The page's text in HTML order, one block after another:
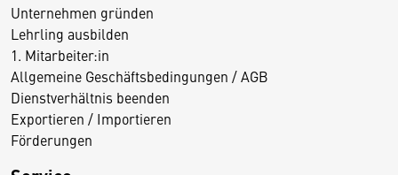
Unternehmen gründen
Lehrling ausbilden
1. Mitarbeiter:in
Allgemeine Geschäftsbedingungen / AGB
Dienstverhältnis beenden
Exportieren / Importieren
Förderungen